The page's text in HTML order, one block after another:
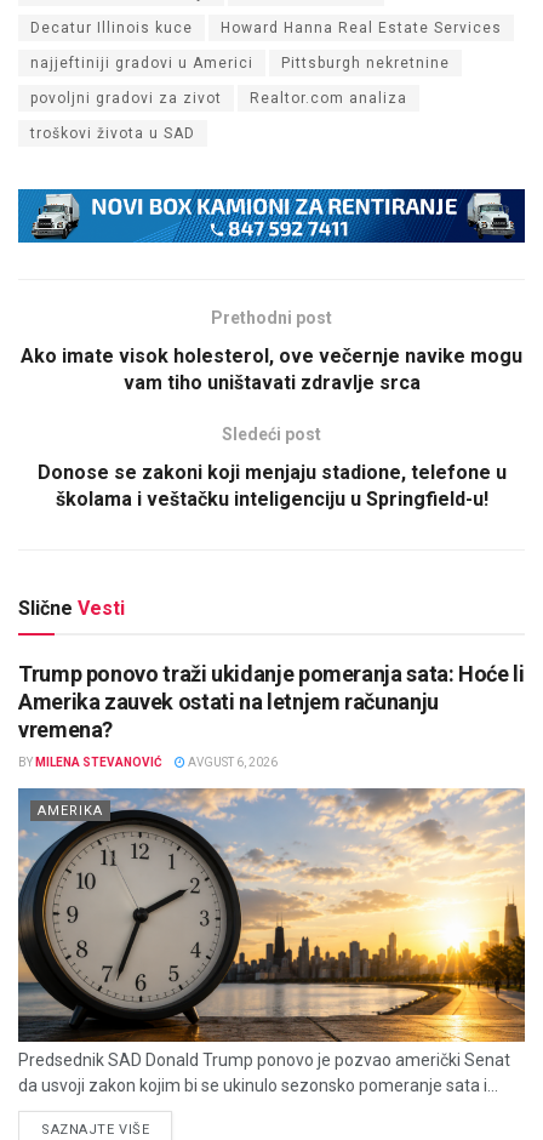
Decatur Illinois kuce Howard Hanna Real Estate Services
najjeftiniji gradovi u Americi Pittsburgh nekretnine
povoljni gradovi za zivot Realtor.com analiza
troškovi života u SAD
Prethodni post
Ako imate visok holesterol, ove večernje navike mogu
vam tiho uništavati zdravlje srca
Sledeći post
Donose se zakoni koji menjaju stadione, telefone u
školama i veštačku inteligenciju u Springfield-u!
Slične Vesti
Trump ponovo traži ukidanje pomeranja sata: Hoće li
Amerika zauvek ostati na letnjem računanju
vremena?
BY MILENA STEVANOVIĆ AVGUST 6, 2026
AMERIKA
Predsednik SAD Donald Trump ponovo je pozvao američki Senat
da usvoji zakon kojim bi se ukinulo sezonsko pomeranje sata i...
SAZNAJTE VIŠEDETAILS